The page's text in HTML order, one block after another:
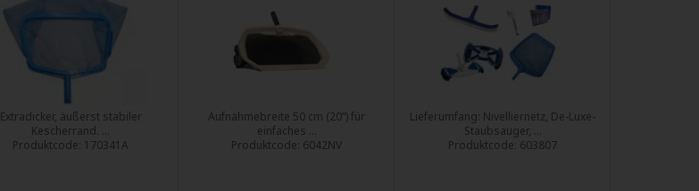
Extradicker, äußerst stabiler
Kescherrand. ...
Produktcode: 170341A
Aufnahmebreite 50 cm (20”) für
einfaches ...
Produktcode: 6042NV
Lieferumfang: Nivelliernetz, De-Luxe-
Staubsauger, ...
Produktcode: 603807